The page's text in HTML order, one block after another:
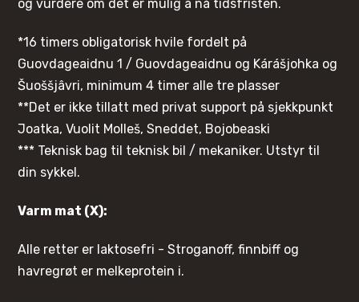
og vurdere om det er mulig å nå tidsfristen.
*16 timers obligatorisk hvile fordelt på
Guovdageaidnu 1 / Guovdageaidnu og Kárášjohka og
Šuoššjâvri, minimum 4 timer alle tre plasser
**Det er ikke tillatt med privat support på sjekkpunkt
Joatka, Vuolit Molleš, Sneddet, Bojobeaski
*** Teknisk bag til teknisk bil / mekaniker. Utstyr til
din sykkel.
Varm mat (X):
Alle retter er laktosefri - Stroganoff, finnbiff og
havregrøt er melkeprotein i.